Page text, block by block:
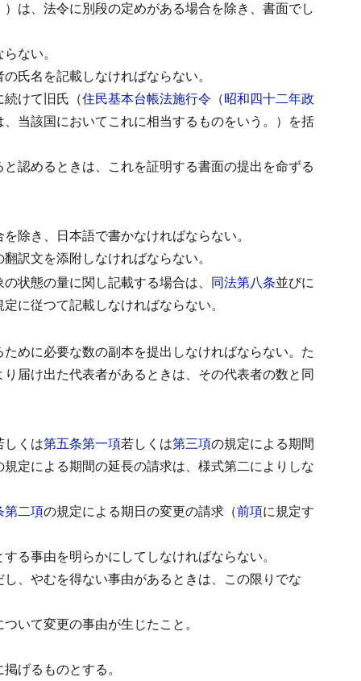
は、法令に別段の定めがある場合を除き、書面でし
ない。
氏名を記載しなければならない。
けて旧氏（住民基本台帳法施行令（昭和四十二年政
当該国においてこれに相当するものをいう。）を括
認めるときは、これを証明する書面の提出を命ずる
除き、日本語で書かなければならない。
訳文を添附しなければならない。
状態の量に関し記載する場合は、 同法第八条並びに
定に従つて記載しなければならない。
めに必要な数の副本を提出しなければならない。 た
届け出た代表者があるときは、その代表者の数と同
しくは第五条第一項若しくは第三項の規定による期間
規定による期間の延長の請求は、様式第二によりしな
第二項の規定による期日の変更の請求（前項に規定す
る事由を明らかにしてしなければならない。
し、やむを得ない事由があるときは、この限りでな
いて変更の事由が生じたこと。
掲げるものとする。